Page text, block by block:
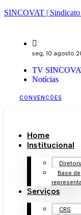
SINCOVAT | Sindicato
seg, 10 agosto
TV
Notícias
CONVENÇÕES
Home
Institucional
Base de
Serviços
CRS